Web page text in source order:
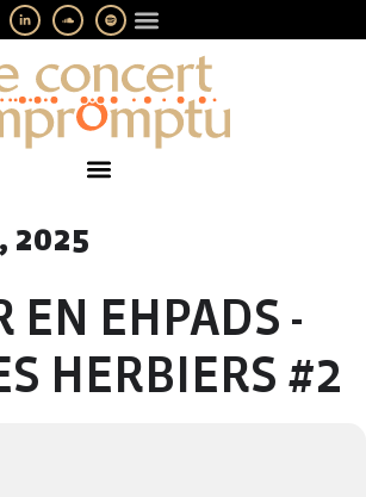
2025
EN EHPADS -
HERBIERS #2